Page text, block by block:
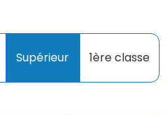
Supérieur 1ère classe